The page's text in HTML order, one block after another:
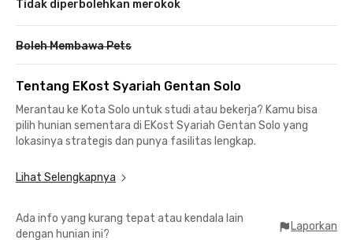
Tidak diperbolehkan merokok
Boleh Membawa Pets
Tentang EKost Syariah Gentan Solo
Merantau ke Kota Solo untuk studi atau bekerja? Kamu bisa
pilih hunian sementara di EKost Syariah Gentan Solo yang
lokasinya strategis dan punya fasilitas lengkap.
Kost Solo ini terletak di dekat Luwes Gentan Park yang berjarak
800 meter atau sekitar 3 menit perjalanan. Menuju Universitas
kurang dari 15 menit saja.
Lihat Selengkapnya
Ada info yang kurang tepat atau kendala lain
dengan hunian ini?
Laporkan